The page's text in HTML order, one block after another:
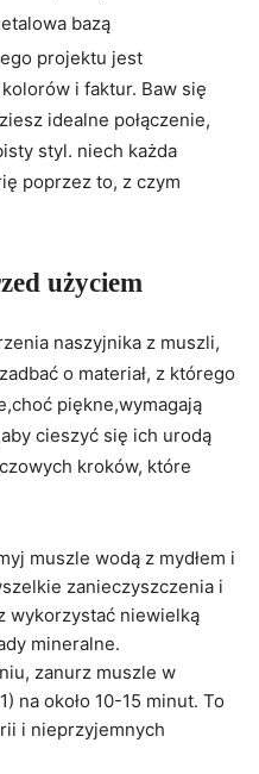
bazą
projektu jest
i faktur. Baw się
idealne połączenie,
styl. niech każda
poprzez to, z czym
użyciem
naszyjnika z muszli,
o materiał, z którego
piękne,wymagają
cieszyć się ich urodą
kroków, które
muszle wodą z mydłem i
zanieczyszczenia i
wykorzystać niewielką
mineralne.
zanurz muszle w
na około 10-15 minut. To
i nieprzyjemnych